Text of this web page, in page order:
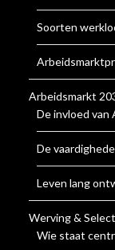
Soorten
Arbeidsmarkt
De invloed van
De
Leven lang
Werving &
Wie staat